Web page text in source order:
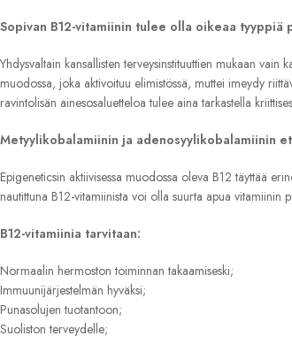
Sopivan B12-vitamiinin tulee olla oikeaa tyyppiä
Yhdysvaltain kansallisten terveysinstituuttien mukaan
muodossa, joka aktivoituu elimistössä, muttei imeydy
ravintolisän ainesosaluetteloa tulee aina tarkastella
Metyylikobalamiinin ja adenosyylikobalamiinin
Epigeneticsin aktiivisessa muodossa oleva B12 täyttää
nautittuna B12-vitamiinista voi olla suurta apua vitamiinin
B12-vitamiinia tarvitaan:
Normaalin hermoston toiminnan takaamiseski;
Immuunijärjestelmän hyväksi;
Punasolujen tuotantoon;
Suoliston terveydelle;